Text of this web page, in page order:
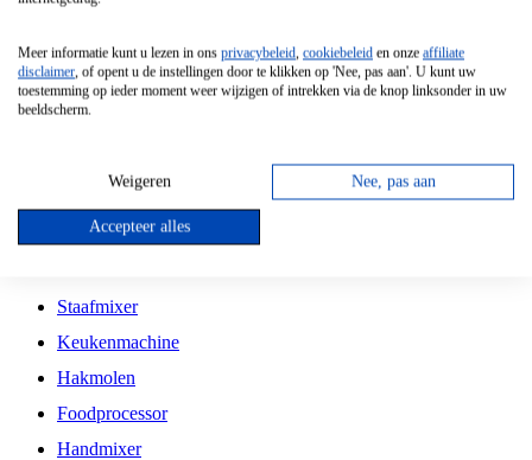
Vrijstaande Magnetron
Vrijstaande Kookplaat
Inbouw Gaskookplaat
Inbouw Keramische Kookplaat
Kookplaat Accessoires
Staafmixer
Keukenmachine
Hakmolen
Foodprocessor
Handmixer
Meer informatie kunt u lezen in ons privacybeleid, cookiebeleid en onze affiliate
disclaimer, of opent u de instellingen door te klikken op 'Nee, pas aan'. U kunt uw
toestemming op ieder moment weer wijzigen of intrekken via de knop linksonder in uw
beeldscherm.
Weigeren Nee, pas aan
Accepteer alles